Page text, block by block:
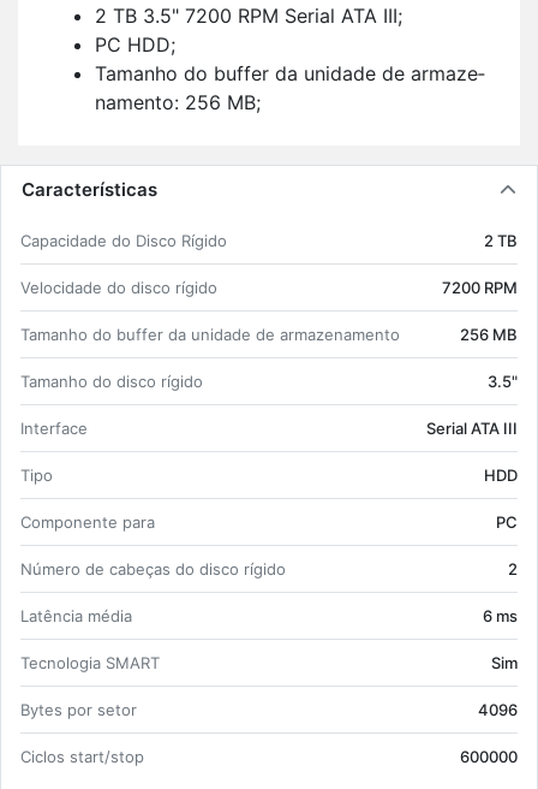
2 TB 3.5" 7200 RPM Se­rial ATA III;
PC HDD;
Ta­manho do buffer da uni­dade de ar­ma­ze­
na­mento: 256 MB;
415 g.
Características
Ca­pa­ci­dade do Disco Rí­gido 2 TB
Ve­lo­ci­dade do disco rí­gido 7200 RPM
Ta­manho do buffer da uni­dade de ar­ma­ze­na­mento 256 MB
Ta­manho do disco rí­gido 3.5"
In­ter­face Se­rial ATA III
Tipo HDD
Com­po­nente para PC
Nú­mero de ca­beças do disco rí­gido 2
La­tência média 6 ms
Tec­no­logia SMART Sim
Bytes por setor 4096
Ci­clos start/stop 600000